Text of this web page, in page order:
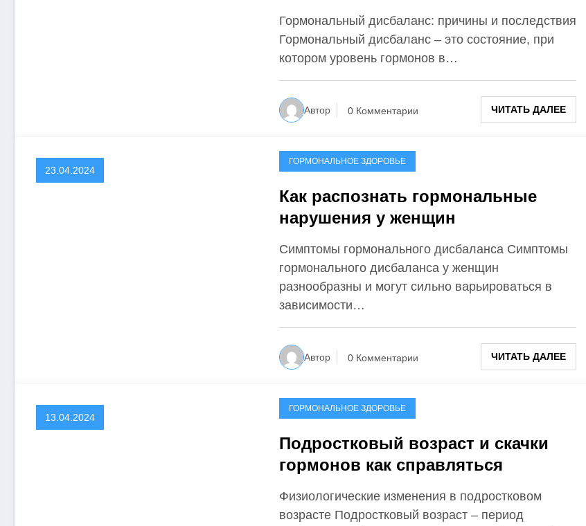
Гормональный дисбаланс: причины и последствия
Гормональный дисбаланс – это состояние, при
котором уровень гормонов в…
Автор 0 Комментарии ЧИТАТЬ ДАЛЕЕ
23.04.2024
ГОРМОНАЛЬНОЕ ЗДОРОВЬЕ
Как распознать гормональные
нарушения у женщин
Симптомы гормонального дисбаланса Симптомы
гормонального дисбаланса у женщин
разнообразны и могут сильно варьироваться в
зависимости…
Автор 0 Комментарии ЧИТАТЬ ДАЛЕЕ
13.04.2024
ГОРМОНАЛЬНОЕ ЗДОРОВЬЕ
Подростковый возраст и скачки
гормонов как справляться
Физиологические изменения в подростковом
возрасте Подростковый возраст – период